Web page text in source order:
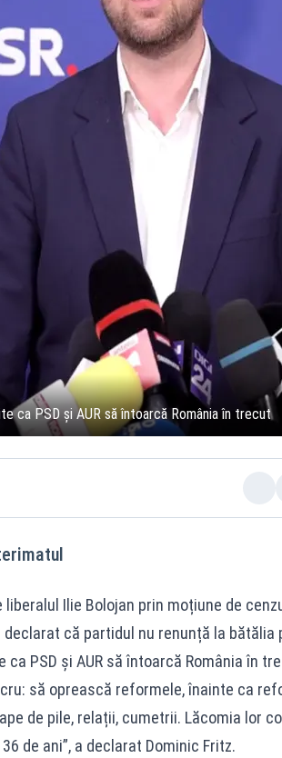
ca PSD și AUR să întoarcă România în trecut
Ilie Bolojan prin moțiune de
că partidul nu renunță la bătălia
PSD și AUR să întoarcă România în
să oprească reformele, înainte ca
de pile, relații, cumetrii. Lăcomia lor
de ani”, a declarat Dominic Fritz.